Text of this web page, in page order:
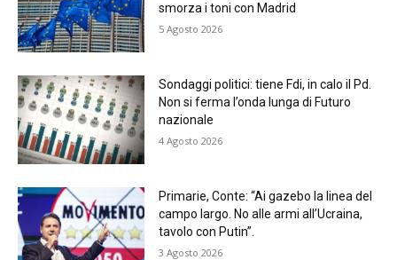
smorza i toni con Madrid
5 Agosto 2026
Sondaggi politici: tiene Fdi, in calo il Pd.
Non si ferma l’onda lunga di Futuro
nazionale
4 Agosto 2026
Primarie, Conte: “Ai gazebo la linea del
campo largo. No alle armi all’Ucraina,
tavolo con Putin”.
3 Agosto 2026